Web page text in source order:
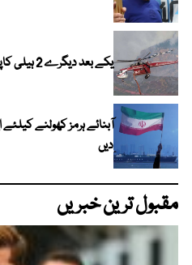
یکے بعد دیگرے 2 ہیلی کاپٹر گر کر تباہ؛ متعدد ہلاکتیں
دیں
مقبول ترین خبریں